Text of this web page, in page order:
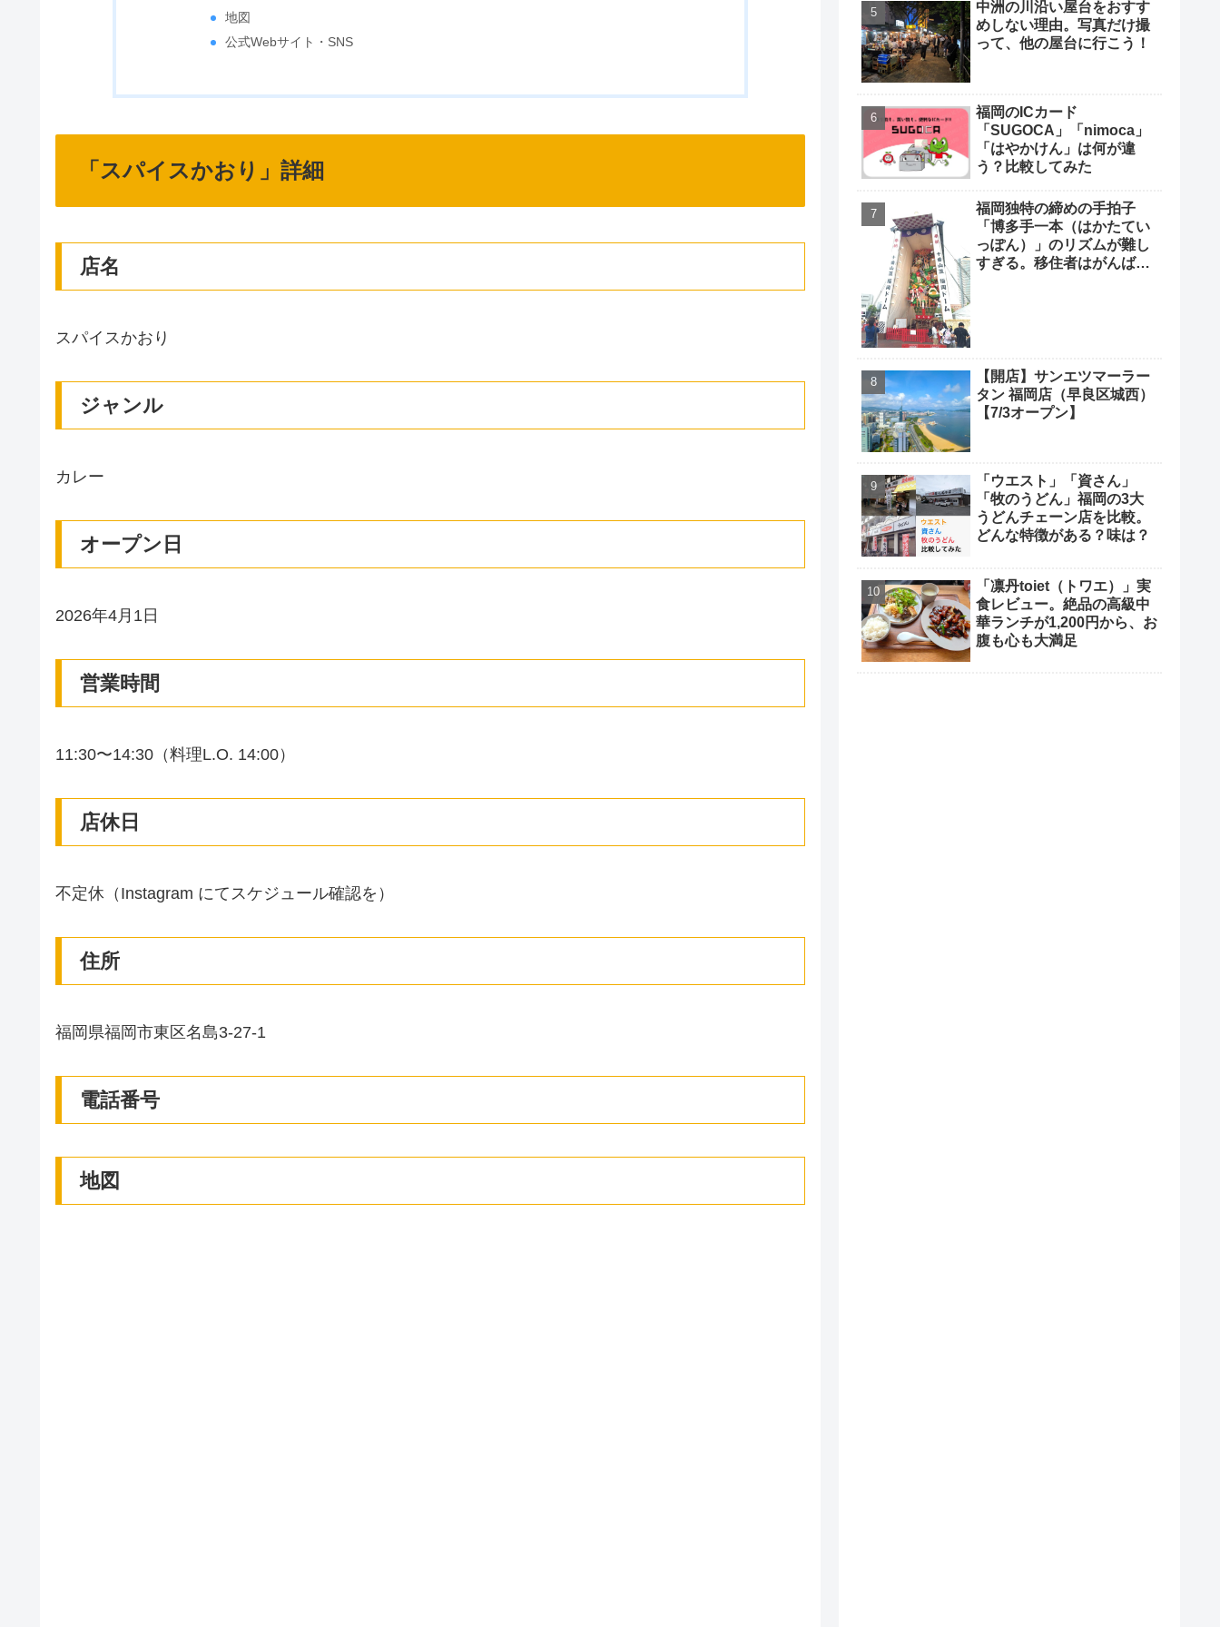
地図
公式Webサイト・SNS
「スパイスかおり」詳細
店名
スパイスかおり
ジャンル
カレー
オープン日
2026年4月1日
営業時間
11:30〜14:30（料理L.O. 14:00）
店休日
不定休（Instagram にてスケジュール確認を）
住所
福岡県福岡市東区名島3-27-1
電話番号
地図
中洲の川沿い屋台をおすす
めしない理由。写真だけ撮
って、他の屋台に行こう！
福岡のICカード
「SUGOCA」「nimoca」
「はやかけん」は何が違
う？比較してみた
福岡独特の締めの手拍子
「博多手一本（はかたてい
っぽん）」のリズムが難し
すぎる。移住者はがんばっ
【開店】サンエツマーラー
タン 福岡店（早良区城西）
【7/3オープン】
「ウエスト」「資さん」
「牧のうどん」福岡の3大
うどんチェーン店を比較。
どんな特徴がある？味は？
「凛丹toiet（トワエ）」実
食レビュー。絶品の高級中
華ランチが1,200円から、お
腹も心も大満足